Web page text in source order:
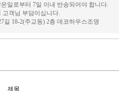
일로부터 7일 이내 반송되어야 합니다.
고객님 부담이십니다.
길 18-2(주교동) 2층 데코하우스조명
제목